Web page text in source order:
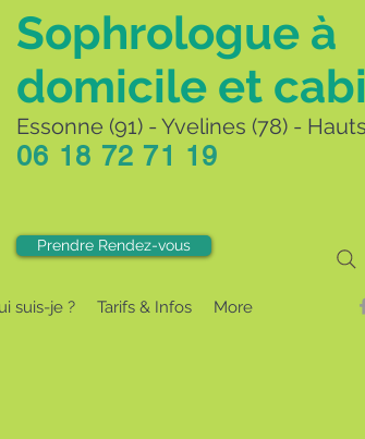
Sophrologue à
domicile et
Essonne (91) - Yvelines (78) -
06 18 72 71 19
Prendre Rendez-vous
suis-je ? Tarifs & Infos More